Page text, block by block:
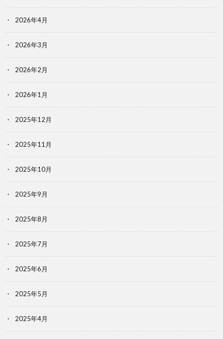
2026年4月
2026年3月
2026年2月
2026年1月
2025年12月
2025年11月
2025年10月
2025年9月
2025年8月
2025年7月
2025年6月
2025年5月
2025年4月